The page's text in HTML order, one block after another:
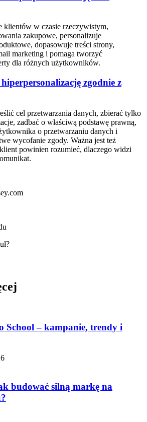
klientów w czasie rzeczywistym,
zakupowe, personalizuje
dopasowuje treści strony,
marketing i pomaga tworzyć
dla różnych użytkowników.
zgodnie z
cel przetwarzania danych, zbierać tylko
zadbać o właściwą podstawę prawną,
o przetwarzaniu danych i
wycofanie zgody. Ważna jest też
powinien rozumieć, dlaczego widzi
School – kampanie, trendy i
budować silną markę na